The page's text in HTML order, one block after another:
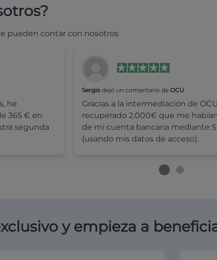
pueden contar con nosotros
he
365 € en
segunda
Sergiodejó un comentario de OCU
Gracias a la intermediación de
recuperado 2.000€ que me
de mi cuenta bancaria mediante
(usando mis datos de acceso).
y empieza a